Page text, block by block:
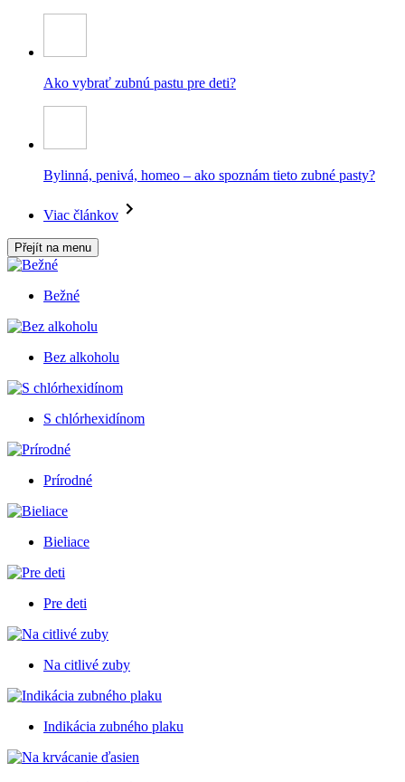
Ako vybrať zubnú pastu pre deti?
Bylinná, penivá, homeo – ako spoznám tieto zubné pasty?
Viac článkov
Přejít na menu
Bežné
Bez alkoholu
S chlórhexidínom
Prírodné
Bieliace
Pre deti
Na citlivé zuby
Indikácia zubného plaku